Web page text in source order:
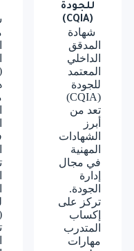
شهادة
المدقق
الداخلي
المعتمد
للجودة
(CQIA)
تعد من
أبرز
الشهادات
المهنية
في مجال
إدارة
الجودة.
تركز على
إكساب
المتدرب
مهارات
للجودة
(CQIA)